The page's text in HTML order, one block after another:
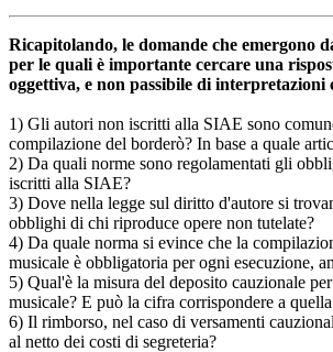
Ricapitolando, le domande che emergono
per le quali è importante cercare una
oggettiva, e non passibile di interpretazioni
1) Gli autori non iscritti alla SIAE sono
compilazione del borderò? In base a quale
2) Da quali norme sono regolamentati gli
iscritti alla SIAE?
3) Dove nella legge sul diritto d'autore si
obblighi di chi riproduce opere non tutelate?
4) Da quale norma si evince che la
musicale è obbligatoria per ogni esecuzione,
5) Qual'è la misura del deposito cauzionale
musicale? E può la cifra corrispondere a
6) Il rimborso, nel caso di versamenti
al netto dei costi di segreteria?